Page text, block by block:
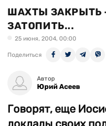
ШАХТЫ ЗАКРЫТЬ
ЗАТОПИТЬ...
25 июня, 2004, 00:00
Поделиться
Автор
Юрий Асеев
Говорят, еще